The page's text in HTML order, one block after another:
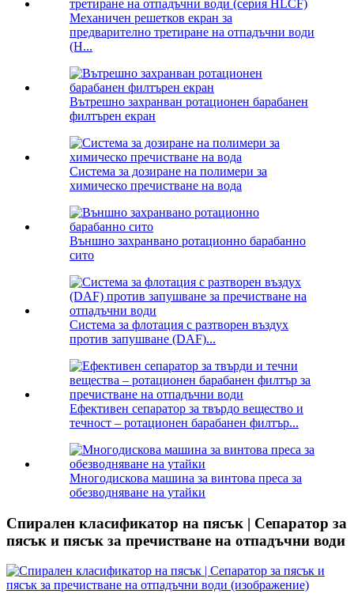
Механичен решетков екран за
предварително третиране на отпадъчни води
(H...
Вътрешно захранван ротационен барабанен
филтърен екран
Система за дозиране на полимери за
химическо пречистване на вода
Външно захранвано ротационно барабанно
сито
Система за флотация с разтворен въздух
против запушване (DAF)...
Ефективен сепаратор за твърдо вещество и
течност – ротационен барабанен филтър...
Многодискова машина за винтова преса за
обезводняване на утайки
Спирален класификатор на пясък | Сепаратор за
пясък и пясък за пречистване на отпадъчни води